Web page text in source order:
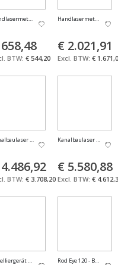
DISTO" D510
€ 544,20
Handlasermeter DISTO"
€ 2.021,91
€
(LC3R)Piper 200 Package (LC3R)
€ 3.708,20
Kanalbaulaser Piper
€ 5.580,88
€
Leica NA724 Level 360° Leica
Rod Eye 120 - Basic